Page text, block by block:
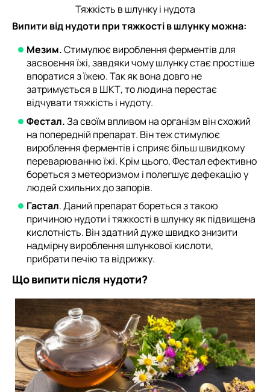
Тяжкість в шлунку і нудота
Випити від нудоти при тяжкості в шлунку можна:
Мезим.Стимулює вироблення ферментів для
засвоєння їжі, завдяки чому шлунку стає простіше
впоратися з їжею. Так як вона довго не
затримується в ШКТ, то людина перестає
відчувати тяжкість і нудоту.
Фестал.За своїм впливом на організм він схожий
на попередній препарат. Він теж стимулює
вироблення ферментів і сприяє більш швидкому
переварюванню їжі. Крім цього, Фестал ефективно
бореться з метеоризмом і полегшує дефекацію у
людей схильних до запорів.
Гастал. Даний препарат бореться з такою
причиною нудоти і тяжкості в шлунку як підвищена
кислотність. Він здатний дуже швидко знизити
надмірну вироблення шлункової кислоти,
прибрати печію та відрижку.
Що випити після нудоти?